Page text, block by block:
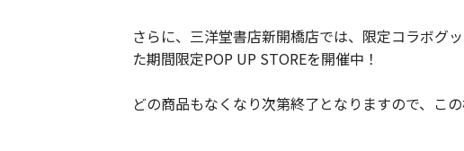
さらに、三洋堂書店新開橋店では、限定コラボグ
た期間限定POP UP STOREを開催中！
どの商品もなくなり次第終了となりますので、こ